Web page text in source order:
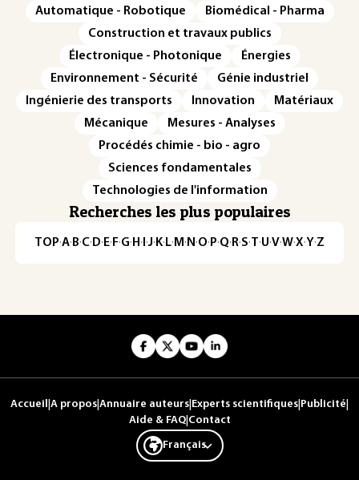
Automatique - Robotique
Biomédical - Pharma
Construction et travaux publics
Électronique - Photonique
Énergies
Environnement - Sécurité
Génie industriel
Ingénierie des transports
Innovation
Matériaux
Mécanique
Mesures - Analyses
Procédés chimie - bio - agro
Sciences fondamentales
Technologies de l'information
Recherches les plus populaires
TOP·A·B·C· D· E· F·G· H · ·J· K· L· M · N ·O· P·Q· R·S·T·U·V·W·X·Y·Z
Accueil A propos Annuaire auteurs Experts scientifiques Publicité
Aide & FAQ| Contact
Français